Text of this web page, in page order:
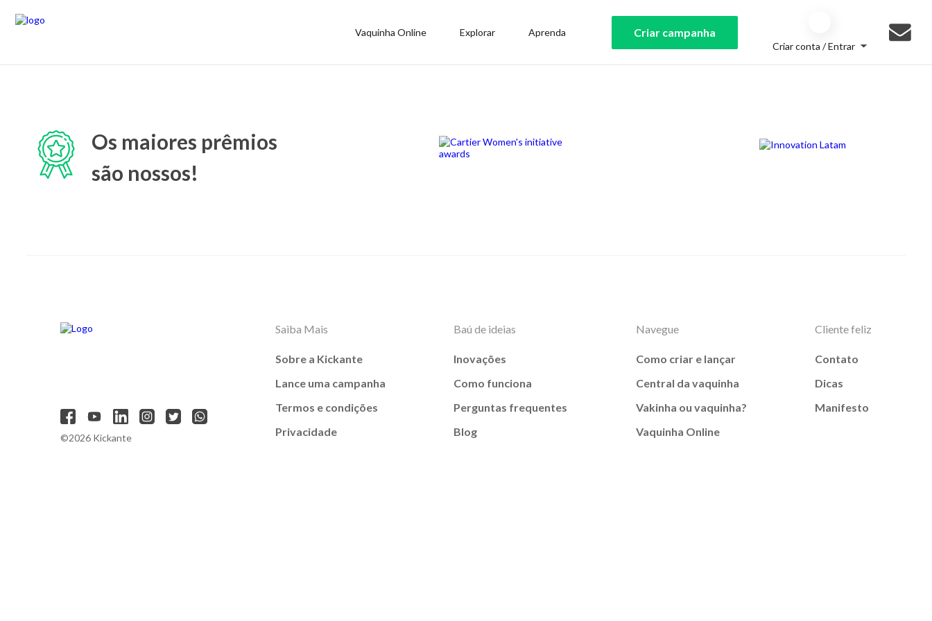
Vaquinha Online Explorar Aprenda Criar campanha
Criar conta / Entrar
Os maiores prêmios
são nossos!
©2026 Kickante
Saiba Mais
Sobre a Kickante
Lance uma campanha
Termos e condições
Privacidade
Baú de ideias
Inovações
Como funciona
Perguntas frequentes
Blog
Navegue
Como criar e lançar
Central da vaquinha
Vakinha ou vaquinha?
Vaquinha Online
Cliente feliz
Contato
Dicas
Manifesto